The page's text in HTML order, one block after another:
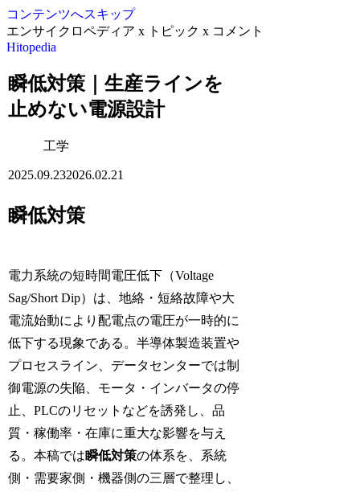
コンテンツへスキップ
エンサイクロペディア x トピック x コメント
Hitopedia
瞬低対策｜生産ラインを
止めない電源設計
工学
2025.09.232026.02.21
瞬低対策
電力系統の短時間電圧低下（Voltage
Sag/Short Dip）は、地絡・短絡故障や大
電流始動により配電点の電圧が一時的に
低下する現象である。半導体製造装置や
プロセスライン、データセンターでは制
御電源の失陥、モータ・インバータの停
止、PLCのリセットなどを誘発し、品
質・稼働率・在庫に重大な影響を与え
る。本稿では瞬低対策の体系を、系統
側・需要家側・機器側の三層で整理し、